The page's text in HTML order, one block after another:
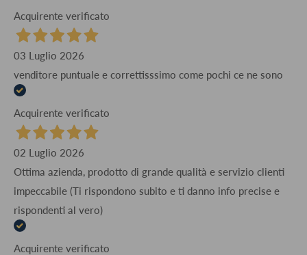
Acquirente verificato
03 Luglio 2026
venditore puntuale e correttisssimo come pochi ce ne sono
Acquirente verificato
02 Luglio 2026
Ottima azienda, prodotto di grande qualità e servizio clienti
impeccabile (Ti rispondono subito e ti danno info precise e
rispondenti al vero)
Acquirente verificato